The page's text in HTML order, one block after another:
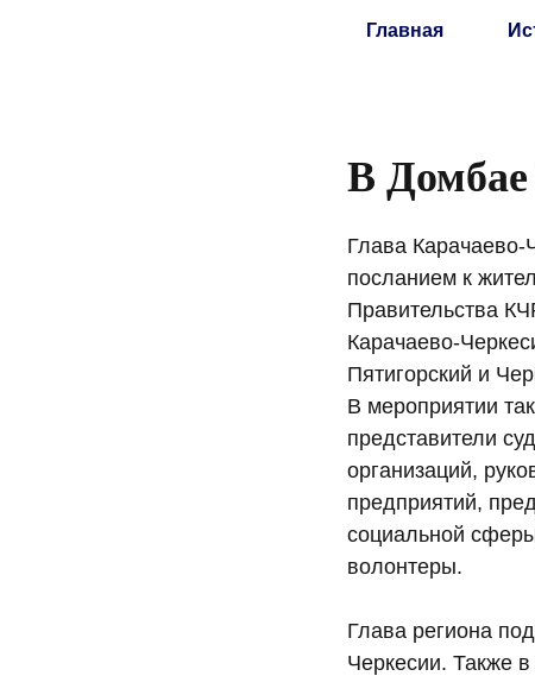
Главная
В Домбае
Глава
посланием к
Правительства
Карачаево-
Пятигорский и
В мероприятии
представители
организаций,
предприятий,
социальной
волонтеры.
Глава региона
Черкесии. Также